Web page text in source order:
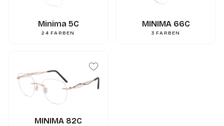
18 mm
139 mm
Gewicht 0.000000
Minima 5C
24 FARBEN
MINIMA 66C
3 FARBEN
MINIMA 82C